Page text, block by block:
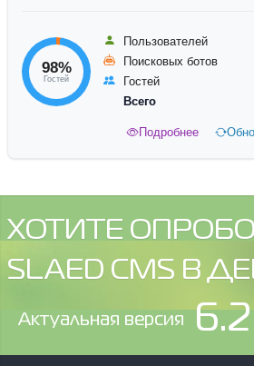
98%
Гостей
Пользователей
Поисковых ботов
Гостей
Всего
Подробнее
ХОТИТЕ
SLAED CMS В
Aктуальная версия 6.2